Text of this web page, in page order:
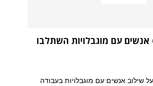
שנת 2017: 6,683 אנשים עם מוגבלויות השתלבו
שילוב אנשים עם מוגבלויות בעבודה